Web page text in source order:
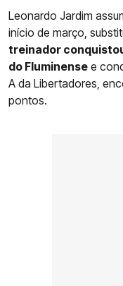
Leonardo Jardim
início de março,
treinador
do Fluminense e
A da Libertadores,
pontos.